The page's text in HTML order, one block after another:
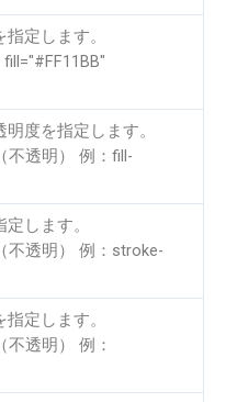
定します。
度を指定します。
不透明） 例：fill-
します。
不透明） 例：stroke-
定します。
不透明） 例：